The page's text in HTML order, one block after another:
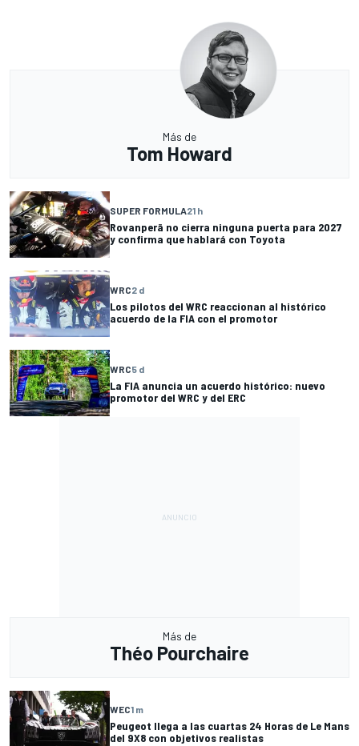
Más de
Tom Howard
SUPER FORMULA21 h
Rovanperä no cierra ninguna puerta para 2027
y confirma que hablará con Toyota
WRC2 d
Los pilotos del WRC reaccionan al histórico
acuerdo de la FIA con el promotor
WRC5 d
La FIA anuncia un acuerdo histórico: nuevo
promotor del WRC y del ERC
Más de
Théo Pourchaire
WEC1 m
Peugeot llega a las cuartas 24 Horas de Le Mans
del 9X8 con objetivos realistas